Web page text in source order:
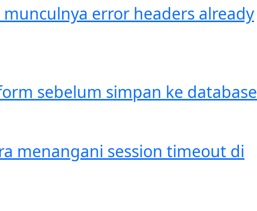
error headers already
sebelum simpan ke database
menangani session timeout di